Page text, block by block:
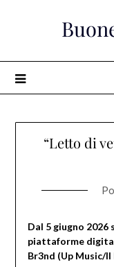
“Letto di
Dal 5 giugno
piattaforme
Br3nd (Up Music/